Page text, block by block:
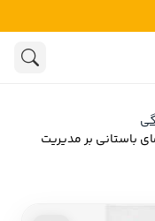
باستانی بر مدیریت